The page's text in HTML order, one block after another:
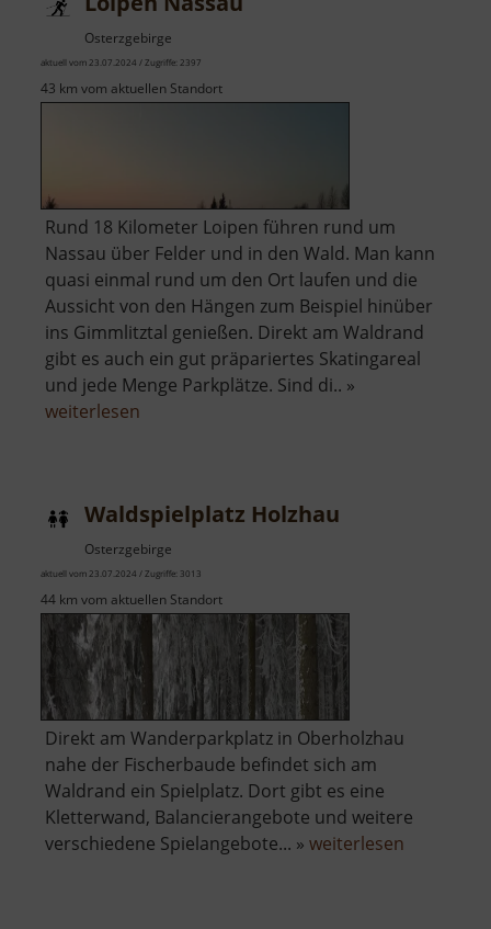
Osterzgebirge
aktuell vom 23.07.2024 / Zugriffe: 2397
43 km vom aktuellen Standort
Rund 18 Kilometer Loipen führen rund um
Nassau über Felder und in den Wald. Man kann
quasi einmal rund um den Ort laufen und die
Aussicht von den Hängen zum Beispiel hinüber
ins Gimmlitztal genießen. Direkt am Waldrand
gibt es auch ein gut präpariertes Skatingareal
und jede Menge Parkplätze. Sind di.. »
weiterlesen
Waldspielplatz Holzhau
Osterzgebirge
aktuell vom 23.07.2024 / Zugriffe: 3013
44 km vom aktuellen Standort
Direkt am Wanderparkplatz in Oberholzhau
nahe der Fischerbaude befindet sich am
Waldrand ein Spielplatz. Dort gibt es eine
Kletterwand, Balancierangebote und weitere
verschiedene Spielangebote... » weiterlesen